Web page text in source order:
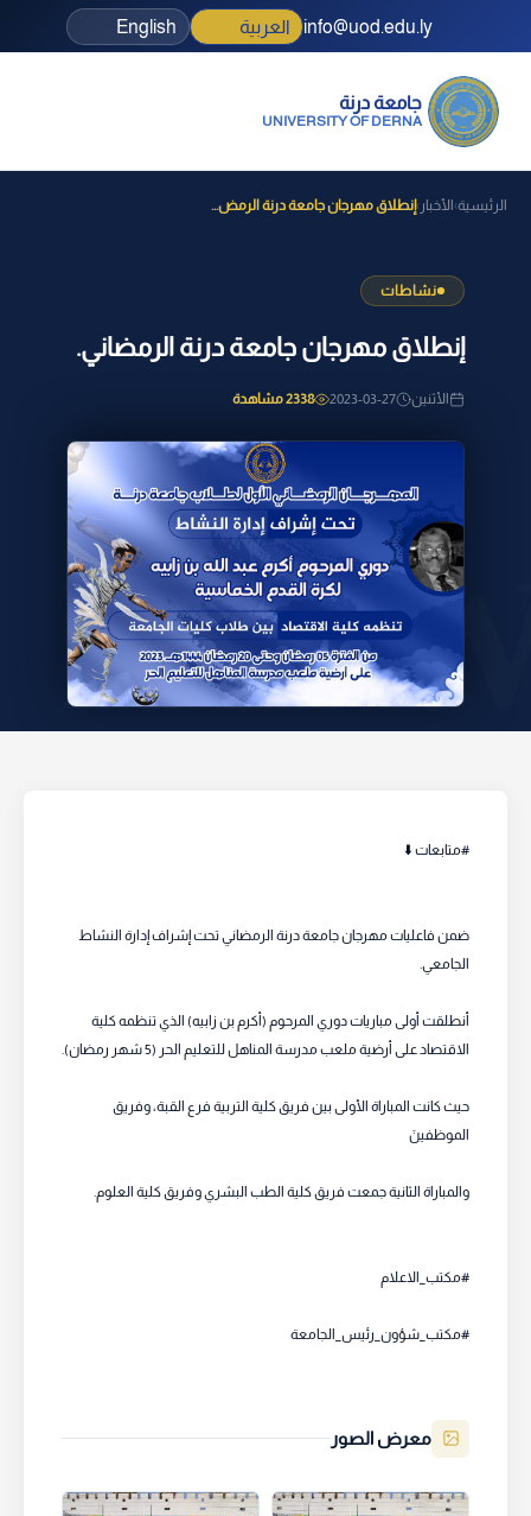
info@uod.edu.ly العربية English
جامعة درنة
UNIVERSITY OF DERNA
الرئيسية› الأخبار › إنطلاق مهرجان جامعة درنة الرمض...
نشاطات
إنطلاق مهرجان جامعة درنة الرمضاني.
الأثنين 2023-03-27 2338 مشاهدة
#متابعات ⬇️
ضمن فاعليات مهرجان جامعة درنة الرمضاني تحت إشراف إدارة النشاط
الجامعي.
أنطلقت أولى مباريات دوري المرحوم (أكرم بن زابيه) الذي تنظمه كلية
الاقتصاد على أرضية ملعب مدرسة المناهل للتعليم الحر (5 شهر رمضان).
حيث كانت المباراة الأولى بين فريق كلية التربية فرع القبة، وفريق
الموظفينَ
والمباراة الثانية جمعت فريق كلية الطب البشري وفريق كلية العلوم.
#مكتب_الاعلام
#مكتب_شؤون_رئيس_الجامعة
معرض الصور